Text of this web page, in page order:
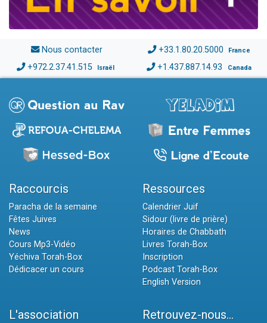
Nous contacter +33.1.80.20.5000 France
+972.2.37.41.515 Israël +1.437.887.14.93 Canada
Raccourcis
Paracha de la semaine
Fêtes Juives
News
Cours Mp3-Vidéo
Yéchiva Torah-Box
Dédicacer un cours
Ressources
Calendrier Juif
Sidour (livre de prière)
Horaires de Chabbath
Livres Torah-Box
Inscription
Podcast Torah-Box
English Version
L'association Retrouvez-nous...